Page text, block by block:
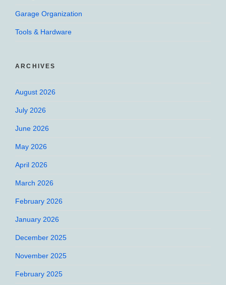
Garage Organization
Tools & Hardware
ARCHIVES
August 2026
July 2026
June 2026
May 2026
April 2026
March 2026
February 2026
January 2026
December 2025
November 2025
February 2025